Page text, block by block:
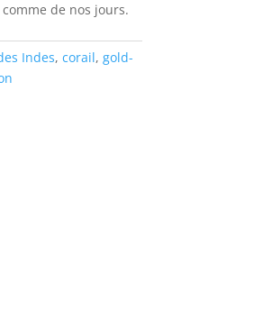
de nos jours.
Indes, corail, gold-